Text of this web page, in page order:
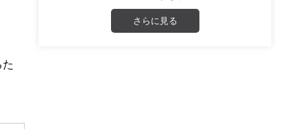
さらに見る